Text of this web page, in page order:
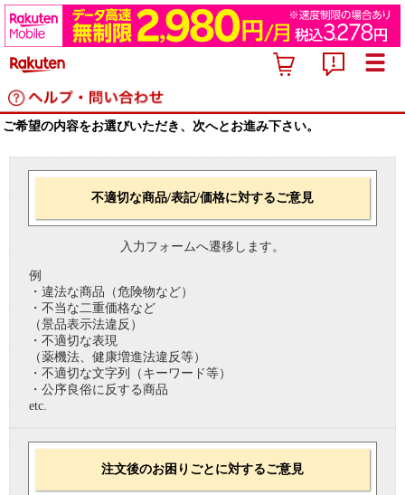
ご希望の内容をお選びいただき、次へとお進み下さい。
不適切な商品/表記/価格に対するご意見
入力フォームへ遷移します。
例
・違法な商品（危険物など）
・不当な二重価格など
（景品表示法違反）
・不適切な表現
（薬機法、健康増進法違反等）
・不適切な文字列（キーワード等）
・公序良俗に反する商品
etc.
注文後のお困りごとに対するご意見